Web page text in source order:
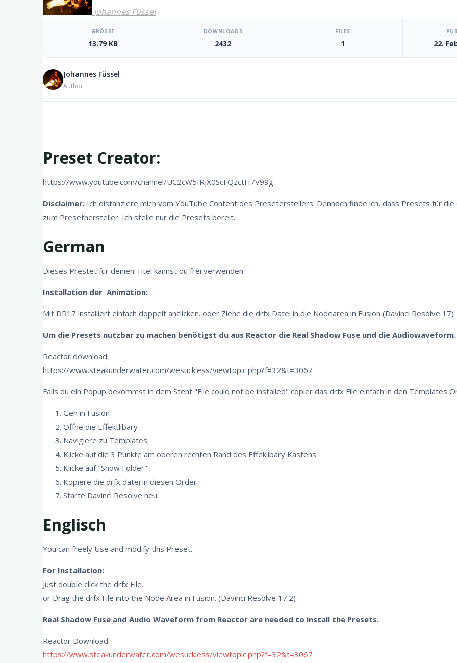
Johannes Füssel
[video_player_1200x800]
GRÖSSE
13.79 KB
DOWNLOADS
2432
FILES
1 22.
Johannes Füssel
Author
Preset Creator:
https://www.youtube.com/channel/UC2cW5IRjX0ScFQzctH7V99g
Disclaimer: Ich distanziere mich vom YouTube Content des Preseterstellers. Dennoch finde ich, dass Presets für die
zum Presethersteller. Ich stelle nur die Presets bereit.
German
Dieses Prestet für deinen Titel kannst du frei verwenden.
Installation der Animation:
Mit DR17 installiert einfach doppelt anclicken. oder Ziehe die drfx Datei in die Nodearea in Fusion (Davinci Resolve 17)
Um die Presets nutzbar zu machen benötigst du aus Reactor die Real Shadow Fuse und die Audiowaveform.
Reactor download:
https://www.steakunderwater.com/wesuckless/viewtopic.php?f=32&t=3067
Falls du ein Popup bekommst in dem Steht "File could not be installed" copier das drfx File einfach in den Templates
Geh in Fusion
Öffne die Effektlibary
Navigiere zu Templates
Klicke auf die 3 Punkte am oberen rechten Rand des Effeklibary Kastens
Klicke auf "Show Folder"
Kopiere die drfx datei in diesen Order
Starte Davinci Resolve neu
Englisch
You can freely Use and modify this Preset.
For Installation:
Just double click the drfx File.
or Drag the drfx File into the Node Area in Fusion. (Davinci Resolve 17.2)
Real Shadow Fuse and Audio Waveform from Reactor are needed to install the Presets.
Reactor Download:
https://www.steakunderwater.com/wesuckless/viewtopic.php?f=32&t=3067